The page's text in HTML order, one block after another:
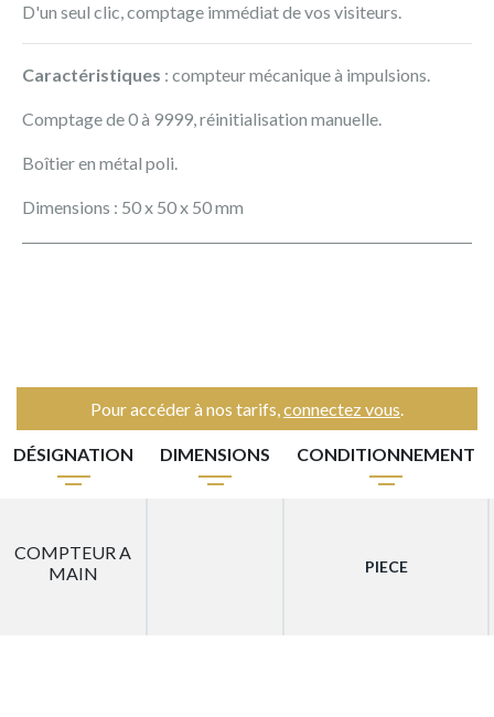
D'un seul clic, comptage immédiat de vos visiteurs.
Caractéristiques : compteur mécanique à impulsions.
Comptage de 0 à 9999, réinitialisation manuelle.
Boîtier en métal poli.
Dimensions : 50 x 50 x 50 mm
Pour accéder à nos tarifs,connectez vous.
DÉSIGNATION DIMENSIONS CONDITIONNEMENT
COMPTEUR A
MAIN
PIECE